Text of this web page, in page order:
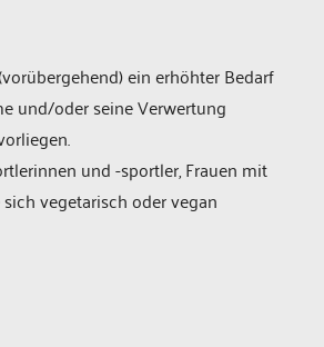
ein erhöhter Bedarf
und/oder seine Verwertung
und -sportler, Frauen mit
vegetarisch oder vegan